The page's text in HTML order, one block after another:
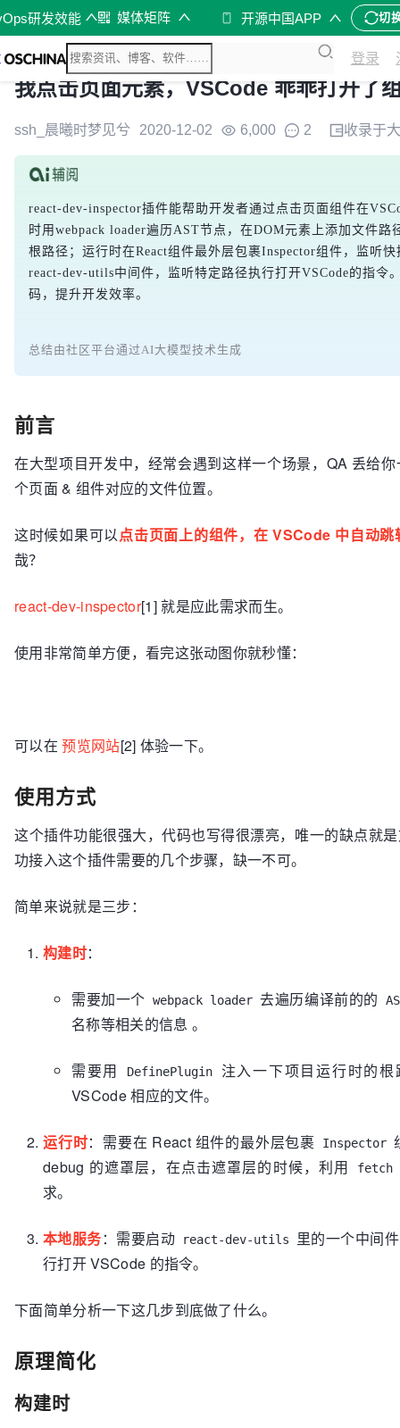
研发效能 媒体矩阵 开源中国APP 切
登录
我点击页面元素，VSCode 乖乖打开了
ssh_晨曦时梦见兮 2020-12-02 6,000 2 收录于
react-dev-inspector插件能帮助开发者通过点击页面组件在
时用webpack loader遍历AST节点，在DOM元素上添加文件
根路径；运行时在React组件最外层包裹Inspector组件，监听
react-dev-utils中间件，监听特定路径执行打开VSCode的指令
码，提升开发效率。
总结由社区平台通过AI大模型技术生成
前言
在大型项目开发中，经常会遇到这样一个场景，QA 丢给
个页面 & 组件对应的文件位置。
这时候如果可以点击页面上的组件，在 VSCode 中自动
哉？
react-dev-inspector[1] 就是应此需求而生。
使用非常简单方便，看完这张动图你就秒懂：
可以在预览网站[2] 体验一下。
使用方式
这个插件功能很强大，代码也写得很漂亮，唯一的缺点就
功接入这个插件需要的几个步骤，缺一不可。
简单来说就是三步：
构建时：
需要加一个 webpack loader 去遍历编译前的的
名称等相关的信息 。
需要用 DefinePlugin
注入一下项目运行时的
VSCode 相应的文件。
运行时：需要在 React 组件的最外层包裹 Inspector
debug 的遮罩层，在点击遮罩层的时候，利用
fetch
求。
本地服务：需要启动 react-dev-utils
里的一个中间
行打开 VSCode 的指令。
下面简单分析一下这几步到底做了什么。
原理简化
构建时